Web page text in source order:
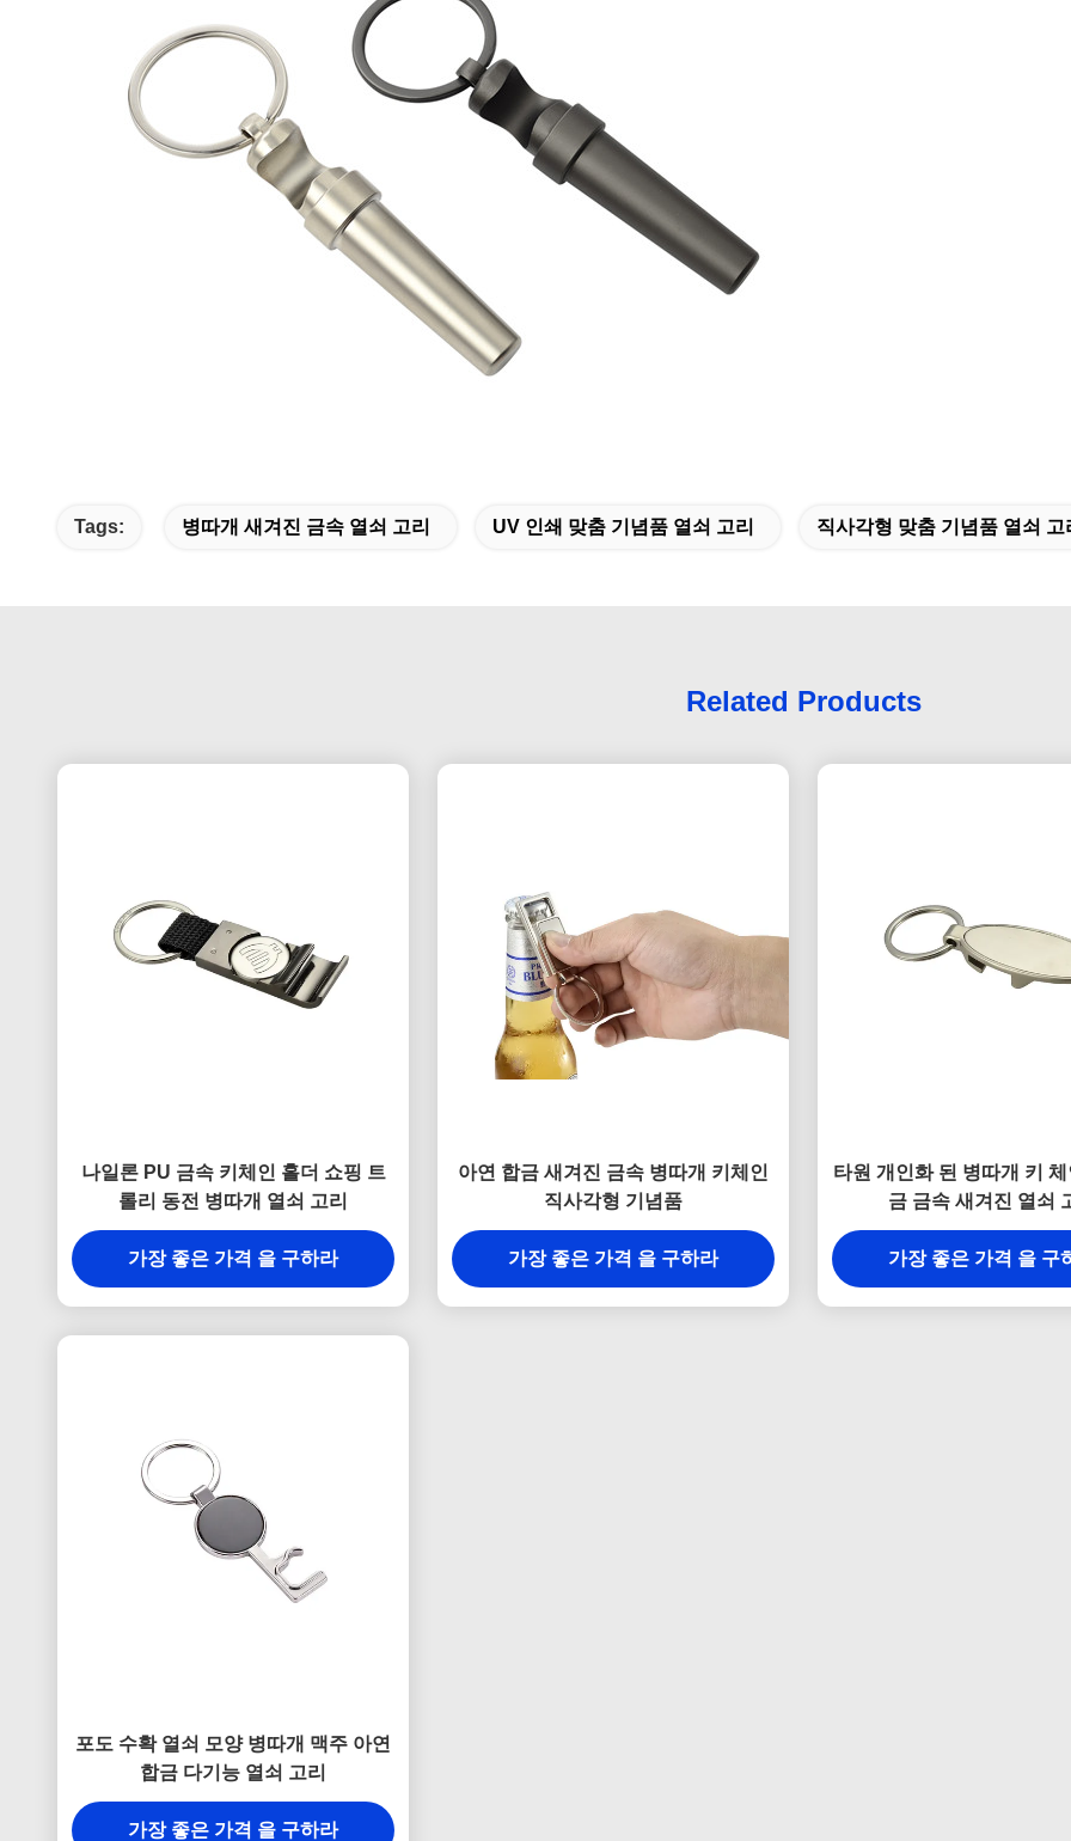
Tags: 병따개 새겨진 금속 열쇠 고리 UV 인쇄 맞춤 기념품 열쇠 고리 직사각형 맞춤 기념품 열쇠 고
Related Products
나일론 PU 금속 키체인 홀더 쇼핑 트
롤리 동전 병따개 열쇠 고리
가장 좋은 가격 을 구하라
아연 합금 새겨진 금속 병따개 키체인
직사각형 기념품
가장 좋은 가격 을 구하라
타원 개인화 된 병따개 키
금 금속 새겨진 열쇠
가장 좋은 가격 을 구
포도 수확 열쇠 모양 병따개 맥주 아연
합금 다기능 열쇠 고리
가장 좋은 가격 을 구하라